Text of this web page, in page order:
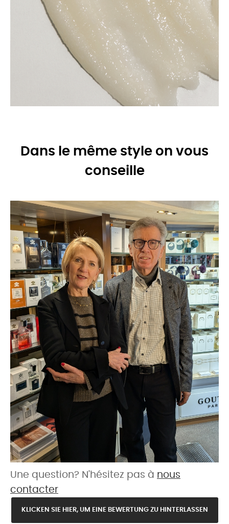
Dans le même style on vous
conseille
Une question? N'hésitez pas à nous
contacter
KLICKEN SIE HIER, UM EINE BEWERTUNG ZU HINTERLASSEN